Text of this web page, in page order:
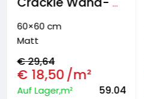
Crackle Wand- & Bodenfliese
60×60 cm
Matt
€29,64
€ 18,50/m²
Auf Lager,m² 59.04